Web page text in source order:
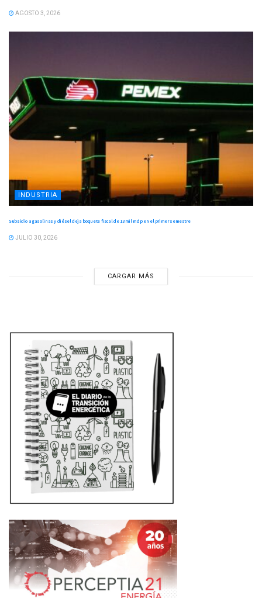
AGOSTO 3, 2026
INDUSTRIA
Subsidio a gasolinas y diésel deja boquete fiscal de 13 mil mdp en el primer semestre
JULIO 30, 2026
CARGAR MÁS